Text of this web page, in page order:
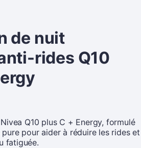
de nuit
rides Q10
Q10 plus C + Energy, formulé
pour aider à réduire les rides et
fatiguée.